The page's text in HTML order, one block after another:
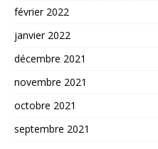
février 2022
janvier 2022
décembre 2021
novembre 2021
octobre 2021
septembre 2021